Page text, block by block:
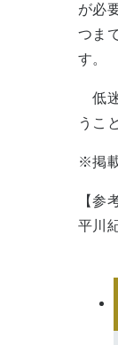
が必
つま
す。
低迷
うこ
※掲
【参
平川